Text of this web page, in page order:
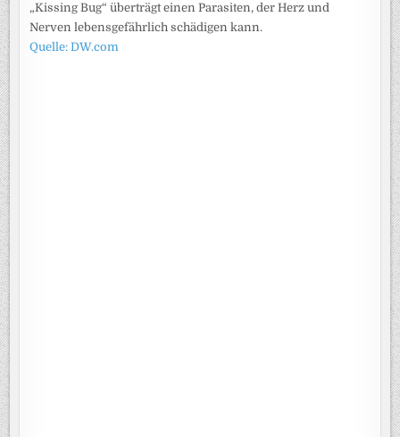
„Kissing Bug“ überträgt einen Parasiten, der Herz und
Nerven lebensgefährlich schädigen kann.
Quelle: DW.com